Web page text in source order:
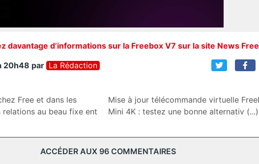
davantage d’informations sur la Freebox V7 sur la site News
20h48 par La Rédaction
Free et dans les
relations au beau fixe ent
Mise à jour télécommande virtuelle
Mini 4K : testez une bonne alternativ (...)
ACCÉDER AUX 96 COMMENTAIRES